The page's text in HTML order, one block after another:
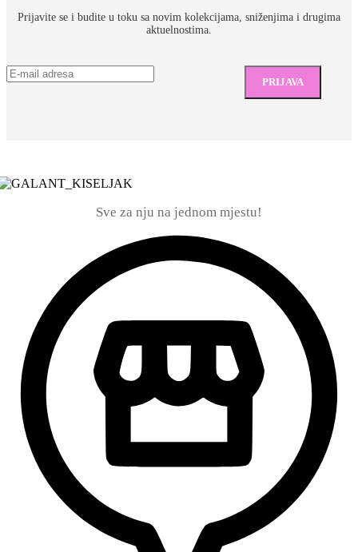
Prijavite se i budite u toku sa novim kolekcijama, sniženjima i drugima
aktuelnostima.
Sve za nju na jednom mjestu!